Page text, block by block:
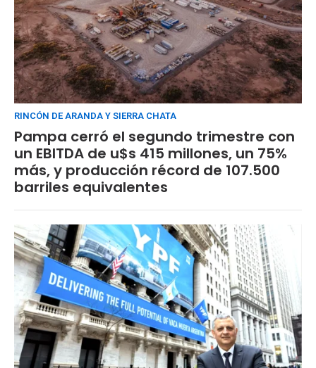
RINCÓN DE ARANDA Y SIERRA CHATA
Pampa cerró el segundo trimestre con
un EBITDA de u$s 415 millones, un 75%
más, y producción récord de 107.500
barriles equivalentes